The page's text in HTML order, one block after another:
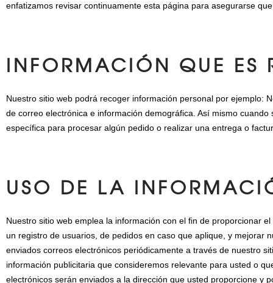
enfatizamos revisar continuamente esta página para asegurarse
INFORMACIÓN QUE ES
Nuestro sitio web podrá recoger información personal por
de correo electrónica e información demográfica. Así mismo
específica para procesar algún pedido o realizar una entrega o
USO DE LA
Nuestro sitio web emplea la información con el fin de proporcionar
un registro de usuarios, de pedidos en caso que aplique, y mejorar
enviados correos electrónicos periódicamente a través de nuestro
información publicitaria que consideremos relevante para usted o
electrónicos serán enviados a la dirección que usted proporcione y